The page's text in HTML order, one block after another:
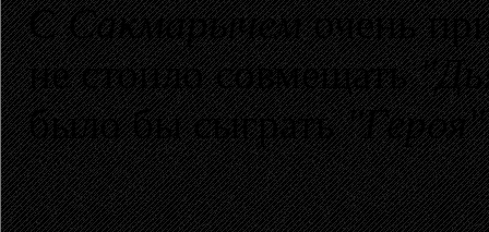
ССакмарычемочень
не стоило совмещать
было бы сыграть"Героя"